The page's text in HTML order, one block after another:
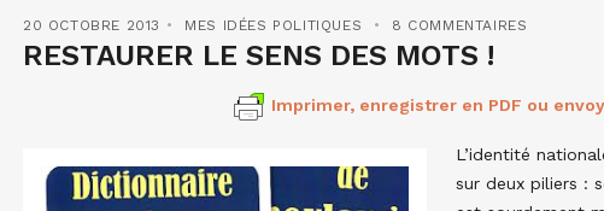
20 OCTOBRE 2013 MES IDÉES POLITIQUES 8 COMMENTAIRES
RESTAURER LE SENS DES MOTS !
Imprimer, enregistrer en PDF ou
L’identité
sur deux piliers :